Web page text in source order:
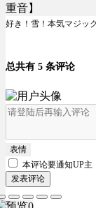
好き！雪！本気マジッ
总共有 5 条评论
表情
本评论要通知UP主
发表评论